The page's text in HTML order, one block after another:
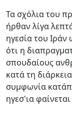
Τα σχόλια του
ήρθαν λίγα
ηγεσία του
ότι η
σπουδαίους
κατά τη
συμφωνία
ηγεσ'ια